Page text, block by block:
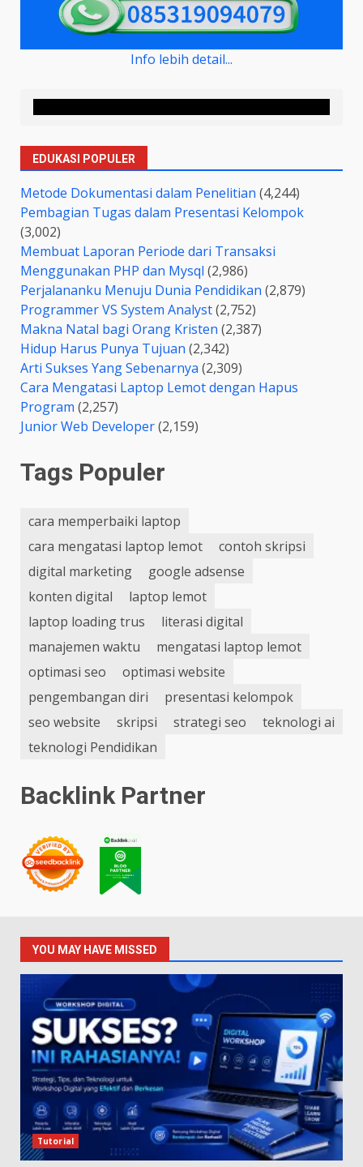
Info lebih detail...
EDUKASI POPULER
Metode Dokumentasi dalam Penelitian (4,244)
Pembagian Tugas dalam Presentasi Kelompok
(3,002)
Membuat Laporan Periode dari Transaksi
Menggunakan PHP dan Mysql (2,986)
Perjalananku Menuju Dunia Pendidikan (2,879)
Programmer VS System Analyst(2,752)
Makna Natal bagi Orang Kristen (2,387)
Hidup Harus Punya Tujuan (2,342)
Arti Sukses Yang Sebenarnya (2,309)
Cara Mengatasi Laptop Lemot dengan Hapus
Program (2,257)
Junior Web Developer(2,159)
Tags Populer
cara memperbaiki laptop
cara mengatasi laptop lemot
contoh skripsi
digital marketing
google adsense
konten digital
laptop lemot
laptop loading trus
literasi digital
manajemen waktu
mengatasi laptop lemot
optimasi seo
optimasi website
pengembangan diri
presentasi kelompok
seo website
skripsi strategi seo
teknologi ai
teknologi Pendidikan
Backlink Partner
YOU MAY HAVE MISSED
Tutorial